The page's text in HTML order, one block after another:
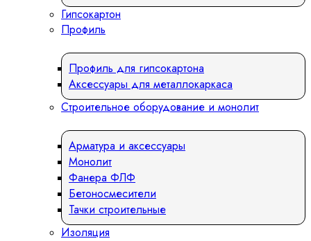
Гипсокартон
Профиль
Профиль для гипсокартона
Аксессуары для металлокаркаса
Строительное оборудование и монолит
Арматура и аксессуары
Монолит
Фанера ФЛФ
Бетоносмесители
Тачки строительные
Изоляция